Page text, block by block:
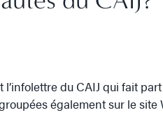
du CAIJ qui fait
également sur le site